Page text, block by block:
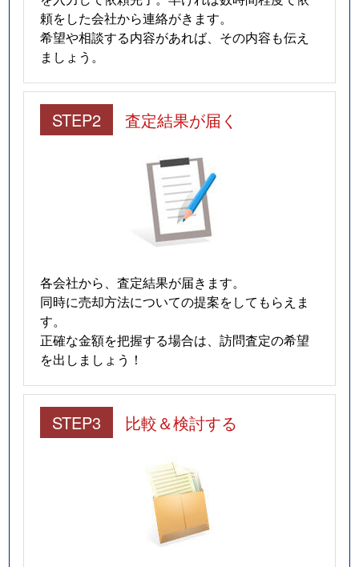
頼をした会社から連絡がきます。
希望や相談する内容があれば、その内容も伝え
ましょう。
STEP2 査定結果が届く
各会社から、査定結果が届きます。
同時に売却方法についての提案をしてもらえま
す。
正確な金額を把握する場合は、訪問査定の希望
を出しましょう！
STEP3 比較＆検討する